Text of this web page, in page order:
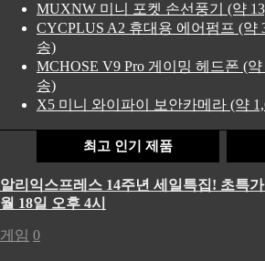
MUXNW 미니 포켓 손선풍기 (약
CYCPLUS A2 휴대용 에어펌프 (약
송)
MCHOSE V9 Pro 게이밍 헤드폰 (
송)
X5 미니 와이파이 보안카메라 (약
최고 인기 제품
알리익스프레스 14주년 세일특집! 초특
월 18일 오후 4시
게임 0